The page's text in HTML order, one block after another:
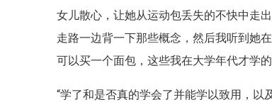
女儿散心，让她从运动包丢失的不快中走
走路一边背一下那些概念，然后我听到她
可以买一个面包，这些我在大学年代才学
“学了和是否真的学会了并能学以致用，